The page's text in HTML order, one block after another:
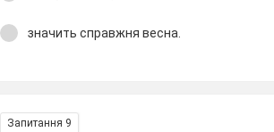
значить справжня весна.
Запитання 9